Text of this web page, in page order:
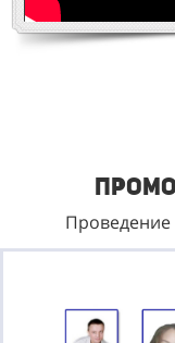
Проведение